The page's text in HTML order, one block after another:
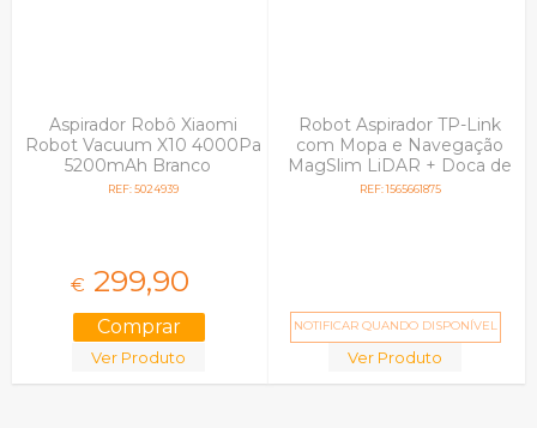
Aspirador Robô Xiaomi
Robot Vacuum X10 4000Pa
5200mAh Branco
REF: 5024939
€ 299,90
Ver Produto
Robot Aspirador TP-Link
com Mopa e Navegação
MagSlim LiDAR + Doca de
Esvaziamento Inteligente -
REF: 1565661875
NOTIFICAR QUANDO DISPONÍVEL
Ver Produto